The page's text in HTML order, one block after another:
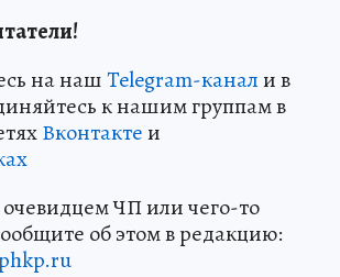
на нашTelegram-канали в
к нашим группам в
Вконтактеи
ЧП или чего-то
об этом в редакцию: